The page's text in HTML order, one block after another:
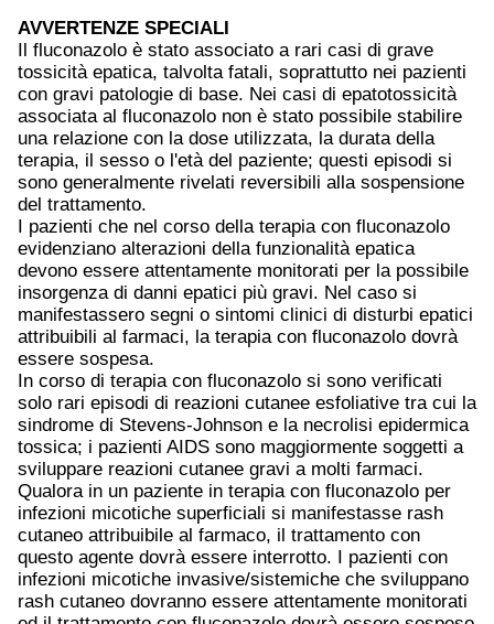
AVVERTENZE SPECIALI
Il fluconazolo è stato associato a rari casi di grave
tossicità epatica, talvolta fatali, soprattutto nei pazienti
con gravi patologie di base. Nei casi di epatotossicità
associata al fluconazolo non è stato possibile stabilire
una relazione con la dose utilizzata, la durata della
terapia, il sesso o l'età del paziente; questi episodi si
sono generalmente rivelati reversibili alla sospensione
del trattamento.
I pazienti che nel corso della terapia con fluconazolo
evidenziano alterazioni della funzionalità epatica
devono essere attentamente monitorati per la possibile
insorgenza di danni epatici più gravi. Nel caso si
manifestassero segni o sintomi clinici di disturbi epatici
attribuibili al farmaci, la terapia con fluconazolo dovrà
essere sospesa.
In corso di terapia con fluconazolo si sono verificati
solo rari episodi di reazioni cutanee esfoliative tra cui la
sindrome di Stevens-Johnson e la necrolisi epidermica
tossica; i pazienti AIDS sono maggiormente soggetti a
sviluppare reazioni cutanee gravi a molti farmaci.
Qualora in un paziente in terapia con fluconazolo per
infezioni micotiche superficiali si manifestasse rash
cutaneo attribuibile al farmaco, il trattamento con
questo agente dovrà essere interrotto. I pazienti con
infezioni micotiche invasive/sistemiche che sviluppano
rash cutaneo dovranno essere attentamente monitorati